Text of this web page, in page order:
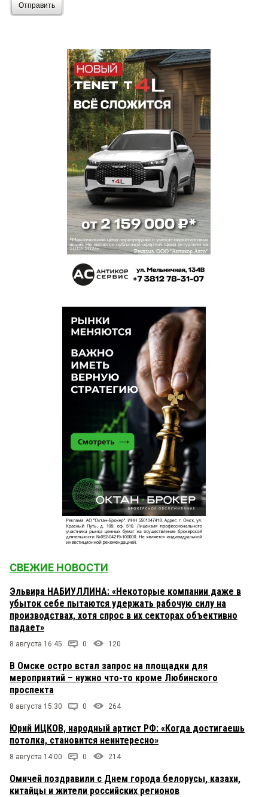
Отправить
СВЕЖИЕ НОВОСТИ
Эльвира НАБИУЛЛИНА: «Некоторые компании даже в
убыток себе пытаются удержать рабочую силу на
производствах, хотя спрос в их секторах объективно
падает»
8 августа 16:45 0 120
В Омске остро встал запрос на площадки для
мероприятий – нужно что-то кроме Любинского
проспекта
8 августа 15:30 0 264
Юрий ИЦКОВ, народный артист РФ: «Когда достигаешь
потолка, становится неинтересно»
8 августа 14:00 0 214
Омичей поздравили с Днем города белорусы, казахи,
китайцы и жители российских регионов